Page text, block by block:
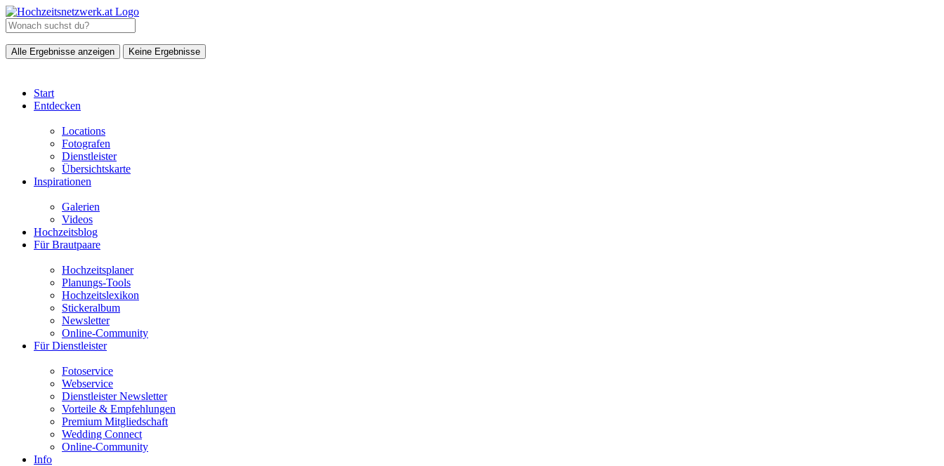
Alle Ergebnisse anzeigen Keine Ergebnisse
Start
Entdecken
Locations
Fotografen
Dienstleister
Übersichtskarte
Inspirationen
Galerien
Videos
Hochzeitsblog
Für Brautpaare
Hochzeitsplaner
Planungs-Tools
Hochzeitslexikon
Stickeralbum
Newsletter
Online-Community
Für Dienstleister
Fotoservice
Webservice
Dienstleister Newsletter
Vorteile & Empfehlungen
Premium Mitgliedschaft
Wedding Connect
Online-Community
Info